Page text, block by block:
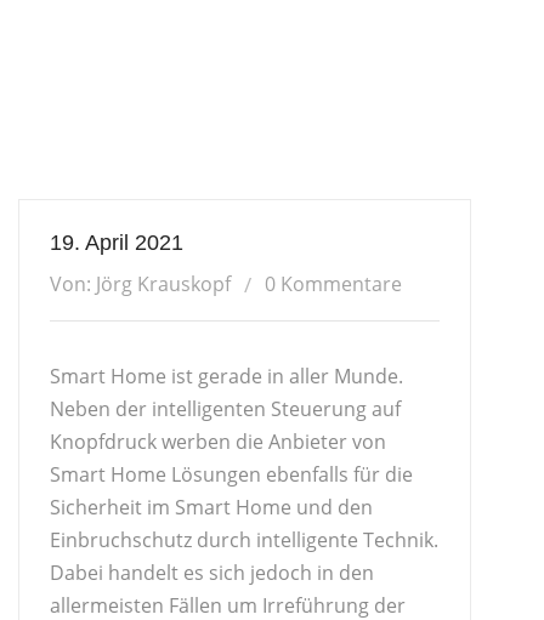
19. April 2021
Von: Jörg Krauskopf 0 Kommentare
Smart Home ist gerade in aller Munde.
Neben der intelligenten Steuerung auf
Knopfdruck werben die Anbieter von
Smart Home Lösungen ebenfalls für die
Sicherheit im Smart Home und den
Einbruchschutz durch intelligente Technik.
Dabei handelt es sich jedoch in den
allermeisten Fällen um Irreführung der